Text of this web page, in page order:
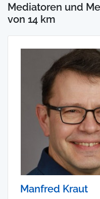
Mediatoren und
von 14 km
Manfred Kraut